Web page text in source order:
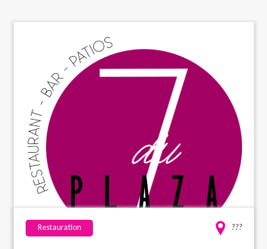
Travaux
Evénementiel
Santé
Restauration ???